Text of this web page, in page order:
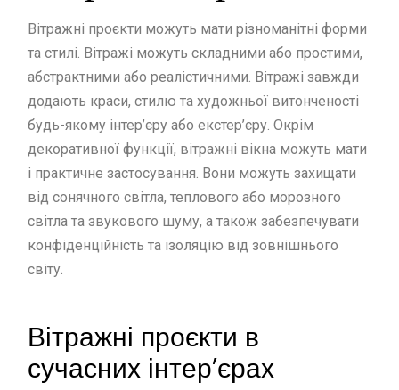
Вітражні проєкти можуть мати різноманітні форми
та стилі. Вітражі можуть складними або простими,
абстрактними або реалістичними. Вітражі завжди
додають краси, стилю та художньої витонченості
будь-якому інтер’єру або екстер’єру. Окрім
декоративної функції, вітражні вікна можуть мати
і практичне застосування. Вони можуть захищати
від сонячного світла, теплового або морозного
світла та звукового шуму, а також забезпечувати
конфіденційність та ізоляцію від зовнішнього
світу.
Вітражні проєкти в
сучасних інтер’єрах